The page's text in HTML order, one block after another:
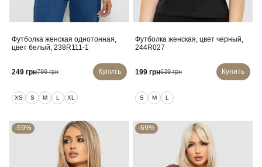
Футболка женская однотонная,
цвет белый, 238R111-1
249 грн799 грн Купить
XS S M L XL
Футболка женская, цвет черный,
244R027
199 грн639 грн Купить
S M L
-69% -69%